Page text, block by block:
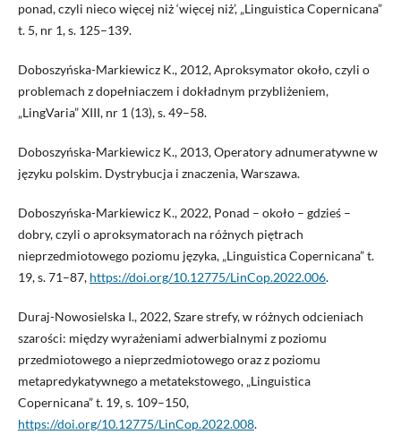
ponad, czyli nieco więcej niż ‘więcej niż’, „Linguistica Copernicana”
t. 5, nr 1, s. 125–139.
Doboszyńska-Markiewicz K., 2012, Aproksymator około, czyli o
problemach z dopełniaczem i dokładnym przybliżeniem,
„LingVaria” XIII, nr 1 (13), s. 49–58.
Doboszyńska-Markiewicz K., 2013, Operatory adnumeratywne w
języku polskim. Dystrybucja i znaczenia, Warszawa.
Doboszyńska-Markiewicz K., 2022, Ponad – około – gdzieś –
dobry, czyli o aproksymatorach na różnych piętrach
nieprzedmiotowego poziomu języka, „Linguistica Copernicana” t.
19, s. 71–87, https://doi.org/10.12775/LinCop.2022.006.
Duraj-Nowosielska I., 2022, Szare strefy, w różnych odcieniach
szarości: między wyrażeniami adwerbialnymi z poziomu
przedmiotowego a nieprzedmiotowego oraz z poziomu
metapredykatywnego a metatekstowego, „Linguistica
Copernicana” t. 19, s. 109–150,
https://doi.org/10.12775/LinCop.2022.008.